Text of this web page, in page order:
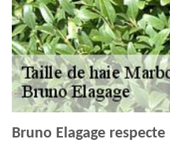
Bruno Elagage